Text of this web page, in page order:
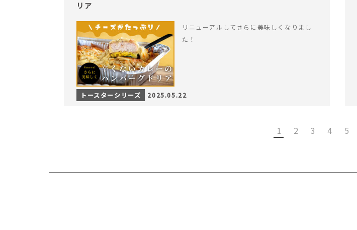
リア
リニューアルしてさらに美味しくなりまし
た！
トースターシリーズ 2025.05.22
1 2 3 4 5